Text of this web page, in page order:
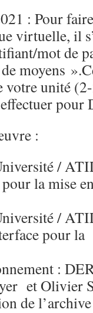
: Pour
virtuelle, il
mot de
moyens
votre unité
pour
:
/
pour la mise
/
pour
:
et Olivier
de